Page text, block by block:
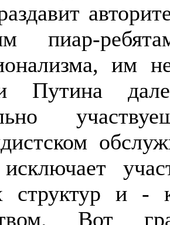
пиар-
им
Путина
исключает
структур и -
Вот